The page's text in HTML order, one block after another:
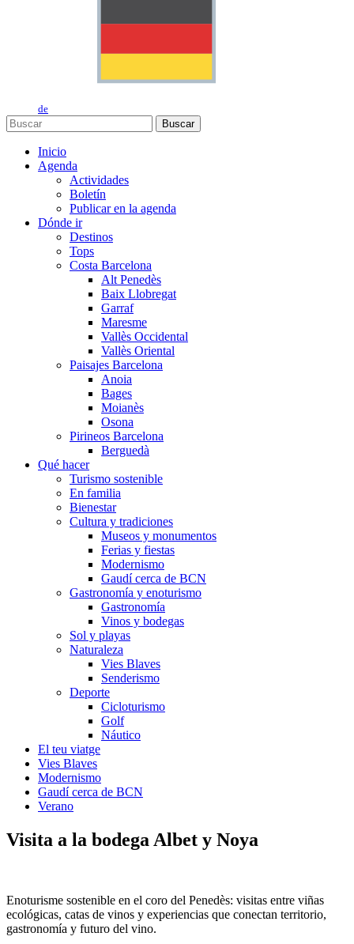
de
Buscar
Inicio
Agenda
Actividades
Boletín
Publicar en la agenda
Dónde ir
Destinos
Tops
Costa Barcelona
Alt Penedès
Baix Llobregat
Garraf
Maresme
Vallès Occidental
Vallès Oriental
Paisajes Barcelona
Anoia
Bages
Moianès
Osona
Pirineos Barcelona
Berguedà
Qué hacer
Turismo sostenible
En familia
Bienestar
Cultura y tradiciones
Museos y monumentos
Ferias y fiestas
Modernismo
Gaudí cerca de BCN
Gastronomía y enoturismo
Gastronomía
Vinos y bodegas
Sol y playas
Naturaleza
Vies Blaves
Senderismo
Deporte
Cicloturismo
Golf
Náutico
El teu viatge
Vies Blaves
Modernismo
Gaudí cerca de BCN
Verano
Visita a la bodega Albet y Noya
Enoturisme sostenible en el coro del Penedès: visitas entre viñas
ecológicas, catas de vinos y experiencias que conectan territorio,
gastronomía y futuro del vino.